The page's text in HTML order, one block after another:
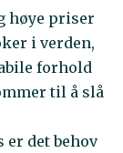
høye priser
i verden,
forhold
til å slå
er det behov